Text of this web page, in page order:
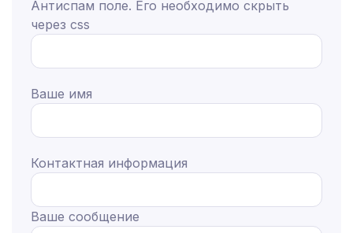
Антиспам поле. Его необходимо скрыть
через css
Ваше имя
Контактная информация
Ваше сообщение